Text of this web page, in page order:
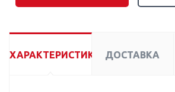
ХАРАКТЕРИСТИКИ ДОСТАВКА